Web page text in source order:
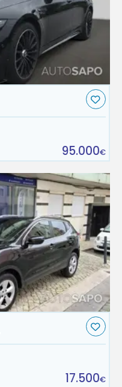
95.000€
17.500€